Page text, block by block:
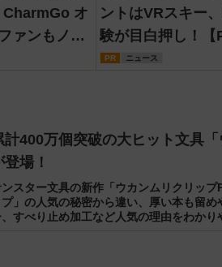
CharmGo オ
ァンもノー
ントはVRスキー
験が目白押し！【
PR ニュース
計400万個突破の大ヒット文具
登場！
スター文具の新作「ウカンムリクリッ
プ」の人気の秘密から違い、厚い本も留
、すべり止め加工など人気の理由をわかり